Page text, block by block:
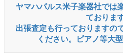
ヤマハパルス米子楽器社では
ております
出張査定も行っておりますの
ください。ピアノ等大